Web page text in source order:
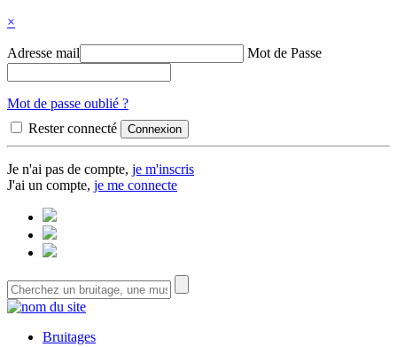
×
Adresse mail Mot de Passe
Mot de passe oublié ?
Rester connecté
Je n'ai pas de compte, je m'inscris
J'ai un compte, je me connecte
Bruitages